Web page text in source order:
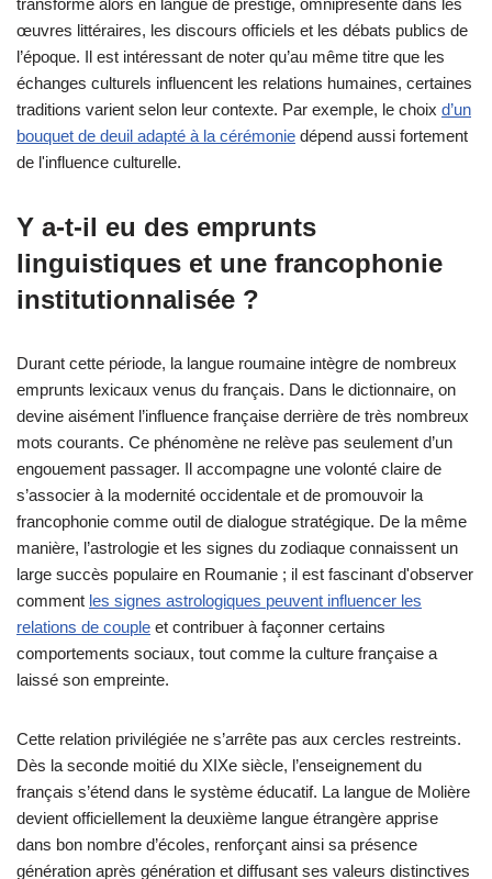
transforme alors en langue de prestige, omniprésente dans les
œuvres littéraires, les discours officiels et les débats publics de
l’époque. Il est intéressant de noter qu’au même titre que les
échanges culturels influencent les relations humaines, certaines
traditions varient selon leur contexte. Par exemple, le choix d’un
bouquet de deuil adapté à la cérémonie dépend aussi fortement
de l'influence culturelle.
Y a-t-il eu des emprunts
linguistiques et une francophonie
institutionnalisée ?
Durant cette période, la langue roumaine intègre de nombreux
emprunts lexicaux venus du français. Dans le dictionnaire, on
devine aisément l’influence française derrière de très nombreux
mots courants. Ce phénomène ne relève pas seulement d’un
engouement passager. Il accompagne une volonté claire de
s’associer à la modernité occidentale et de promouvoir la
francophonie comme outil de dialogue stratégique. De la même
manière, l’astrologie et les signes du zodiaque connaissent un
large succès populaire en Roumanie ; il est fascinant d'observer
comment les signes astrologiques peuvent influencer les
relations de couple et contribuer à façonner certains
comportements sociaux, tout comme la culture française a
laissé son empreinte.
Cette relation privilégiée ne s’arrête pas aux cercles restreints.
Dès la seconde moitié du XIXe siècle, l’enseignement du
français s’étend dans le système éducatif. La langue de Molière
devient officiellement la deuxième langue étrangère apprise
dans bon nombre d’écoles, renforçant ainsi sa présence
génération après génération et diffusant ses valeurs distinctives